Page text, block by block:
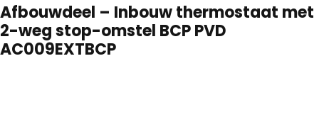
Afbouwdeel – Inbouw thermostaat met
2-weg stop-omstel BCP PVD
AC009EXTBCP